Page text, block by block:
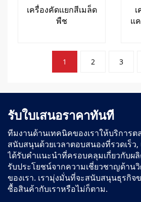
เครื่องคัดเเยกสีเมล็ด
พืช
แ
1 2 3
รับใบเสนอราคาทันที
ทีมงานด้านเทคนิคของเราให้บริการต
สนับสนุนด้วยเวลาตอบสนองที่รวดเร็ว
ได้รับคำแนะนำที่ครอบคลุมเกี่ยวกับผ
รับประโยชน์จากความเชี่ยวชาญด้าน
ของเรา. เรามุ่งมั่นที่จะสนับสนุนธุรกิ
ซื้อสินค้ากับเราหรือไม่ก็ตาม.